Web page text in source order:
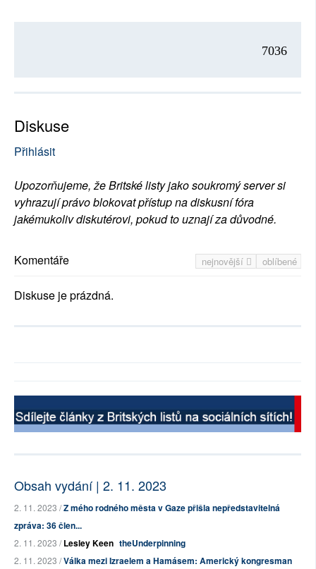
7036
Diskuse
Přihlásit
Upozorňujeme, že Britské listy jako soukromý server si
vyhrazují právo blokovat přístup na diskusní fóra
jakémukoliv diskutérovi, pokud to uznají za důvodné.
nejnovější oblíbené
Komentáře
Diskuse je prázdná.
Obsah vydání | 2. 11. 2023
2. 11. 2023 /Z mého rodného města v Gaze přišla nepředstavitelná
zpráva: 36 člen...
2. 11. 2023 /Lesley Keen theUnderpinning
2. 11. 2023 /Válka mezi Izraelem a Hamásem: Americký kongresman